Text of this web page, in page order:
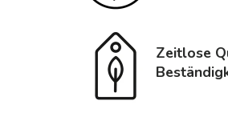
Zeitlose